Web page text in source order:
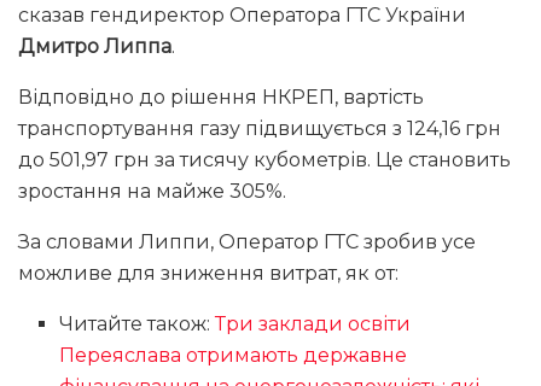
сказав гендиректор Оператора ГТС України
Дмитро Липпа.
Відповідно до рішення НКРЕП, вартість
транспортування газу підвищується з 124,16 грн
до 501,97 грн за тисячу кубометрів. Це становить
зростання на майже 305%.
За словами Липпи, Оператор ГТС зробив усе
можливе для зниження витрат, як от:
Читайте також:Три заклади освіти
Переяслава отримають державне